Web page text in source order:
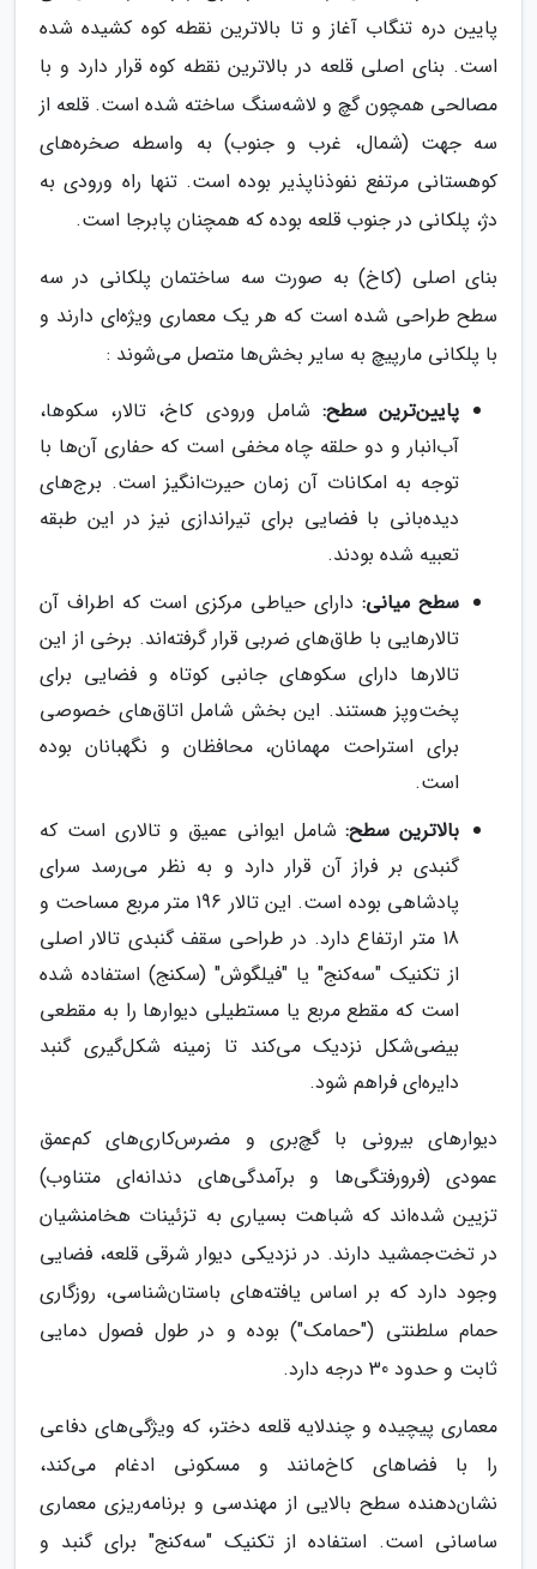
پایین دره تنگاب آغاز و تا بالاترین نقطه کوه کشیده شده
است. بنای اصلی قلعه در بالاترین نقطه کوه قرار دارد و با
مصالحی همچون گچ و لاشه‌سنگ ساخته شده است. قلعه از
سه جهت (شمال، غرب و جنوب) به واسطه صخره‌های
کوهستانی مرتفع نفوذناپذیر بوده است. تنها راه ورودی به
دژ، پلکانی در جنوب قلعه بوده که همچنان پابرجا است.
بنای اصلی (کاخ) به صورت سه ساختمان پلکانی در سه
سطح طراحی شده است که هر یک معماری ویژه‌ای دارند و
با پلکانی مارپیچ به سایر بخش‌ها متصل می‌شوند :
پایین‌ترین سطح: شامل ورودی کاخ، تالار، سکوها،
آب‌انبار و دو حلقه چاه مخفی است که حفاری آن‌ها با
توجه به امکانات آن زمان حیرت‌انگیز است. برج‌های
دیده‌بانی با فضایی برای تیراندازی نیز در این طبقه
تعبیه شده بودند.
سطح میانی: دارای حیاطی مرکزی است که اطراف آن
تالارهایی با طاق‌های ضربی قرار گرفته‌اند. برخی از این
تالارها دارای سکوهای جانبی کوتاه و فضایی برای
پخت‌وپز هستند. این بخش شامل اتاق‌های خصوصی
برای استراحت مهمانان، محافظان و نگهبانان بوده
است.
بالاترین سطح:شامل ایوانی عمیق و تالاری است که
گنبدی بر فراز آن قرار دارد و به نظر می‌رسد سرای
پادشاهی بوده است. این تالار 196 متر مربع مساحت و
18 متر ارتفاع دارد. در طراحی سقف گنبدی تالار اصلی
از تکنیک "سه‌کنج" یا "فیلگوش" (سکنج) استفاده شده
است که مقطع مربع یا مستطیلی دیوارها را به مقطعی
بیضی‌شکل نزدیک می‌کند تا زمینه شکل‌گیری گنبد
دایره‌ای فراهم شود.
دیوارهای بیرونی با گچ‌بری و مضرس‌کاری‌های کم‌عمق
عمودی (فرورفتگی‌ها و برآمدگی‌های دندانه‌ای متناوب)
تزیین شده‌اند که شباهت بسیاری به تزئینات هخامنشیان
در تخت‌جمشید دارند. در نزدیکی دیوار شرقی قلعه، فضایی
وجود دارد که بر اساس یافته‌های باستان‌شناسی، روزگاری
حمام سلطنتی ("حمامک") بوده و در طول فصول دمایی
ثابت و حدود 30 درجه دارد.
معماری پیچیده و چندلایه قلعه دختر، که ویژگی‌های دفاعی
را با فضاهای کاخ‌مانند و مسکونی ادغام می‌کند،
نشان‌دهنده سطح بالایی از مهندسی و برنامه‌ریزی معماری
ساسانی است. استفاده از تکنیک "سه‌کنج" برای گنبد و